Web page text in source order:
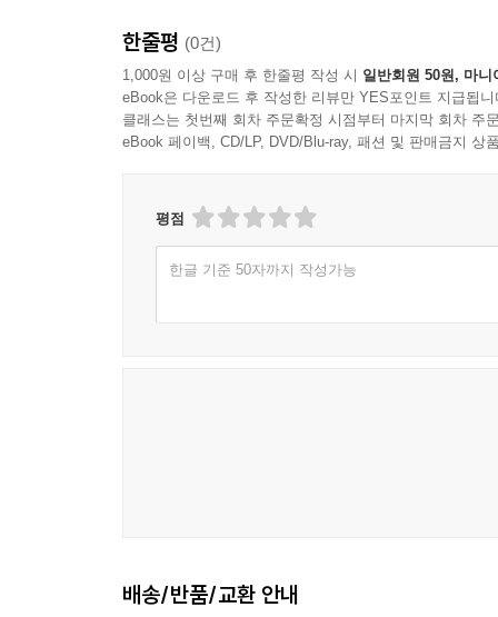
한줄평 (0건)
1,000원 이상 구매 후 한줄평 작성 시 일반회원 50원, 마니
eBook은 다운로드 후 작성한 리뷰만 YES포인트 지급됩니
클래스는 첫번째 회차 주문확정 시점부터 마지막 회차 주
eBook 페이백, CD/LP, DVD/Blu-ray, 패션 및 판매금지 상
평점
한글 기준 50자까지 작성가능
배송/반품/교환 안내